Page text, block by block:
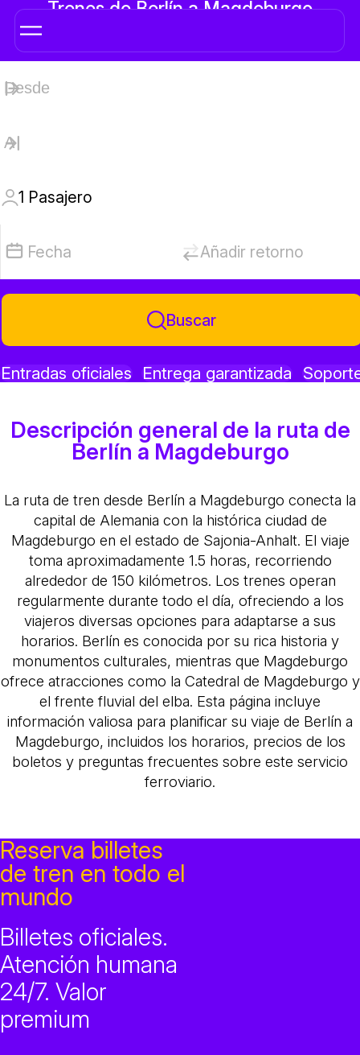
Trenes de Berlín a Magdeburgo
1 Pasajero
Fecha Añadir retorno
Buscar
Entradas oficiales Entrega garantizada
Descripción general de la ruta de
Berlín a Magdeburgo
La ruta de tren desde Berlín a Magdeburgo conecta la
capital de Alemania con la histórica ciudad de
Magdeburgo en el estado de Sajonia-Anhalt. El viaje
toma aproximadamente 1.5 horas, recorriendo
alrededor de 150 kilómetros. Los trenes operan
regularmente durante todo el día, ofreciendo a los
viajeros diversas opciones para adaptarse a sus
horarios. Berlín es conocida por su rica historia y
monumentos culturales, mientras que Magdeburgo
ofrece atracciones como la Catedral de Magdeburgo y
el frente fluvial del elba. Esta página incluye
información valiosa para planificar su viaje de Berlín a
Magdeburgo, incluidos los horarios, precios de los
boletos y preguntas frecuentes sobre este servicio
ferroviario.
Reserva billetes
de tren en todo el
mundo
Billetes oficiales.
Atención humana
24/7. Valor
premium